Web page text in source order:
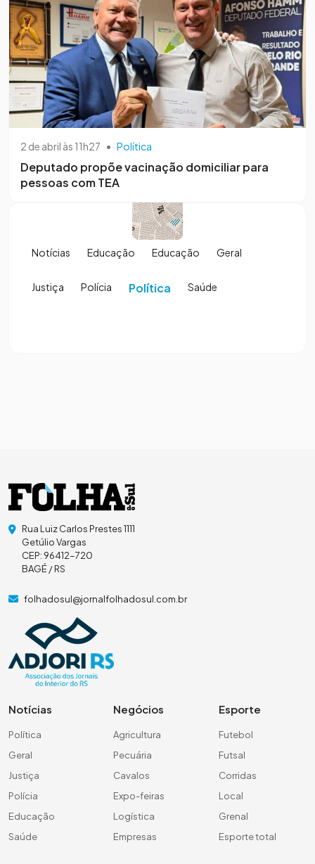
2 de abril às 11h27 • Política
Deputado propõe vacinação domiciliar para
pessoas com TEA
Notícias Educação Educação Geral
Justiça Polícia Política Saúde
Rua Luiz Carlos Prestes 1111
Getúlio Vargas
CEP: 96412-720
BAGÉ / RS
folhadosul@jornalfolhadosul.com.br
Notícias
Política
Geral
Justiça
Polícia
Educação
Saúde
Negócios
Agricultura
Pecuária
Cavalos
Expo-feiras
Logística
Empresas
Esporte
Futebol
Futsal
Corridas
Local
Grenal
Esporte total